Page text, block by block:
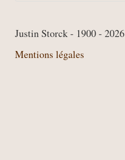
Justin Storck - 1900 - 2026
Mentions légales